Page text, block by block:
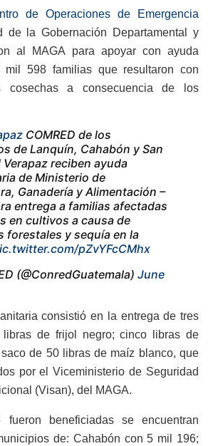
de Operaciones de Emergencia
de la Gobernación Departamental y
al MAGA para apoyar con ayuda
mil 598 familias que resultaron con
cosechas a consecuencia de los
COMRED de los
de Lanquín, Cahabón y San
reciben ayuda
de Ministerio de
Ganadería y Alimentación –
entrega a familias afectadas
en cultivos a causa de
forestales y sequía en la
pZvYFcCMhx
(@ConredGuatemala) June
consistió en la entrega de tres
libras de frijol negro; cinco libras de
de 50 libras de maíz blanco, que
por el Viceministerio de Seguridad
(Visan), del MAGA.
fueron beneficiadas se encuentran
de: Cahabón con 5 mil 196;